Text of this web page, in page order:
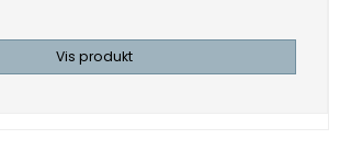
Vis produkt